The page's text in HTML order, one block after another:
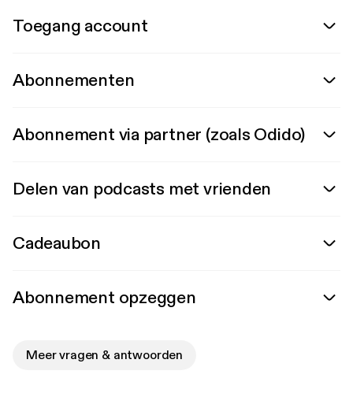
Toegang account
Abonnementen
Abonnement via partner (zoals Odido)
Delen van podcasts met vrienden
Cadeaubon
Abonnement opzeggen
Meer vragen & antwoorden